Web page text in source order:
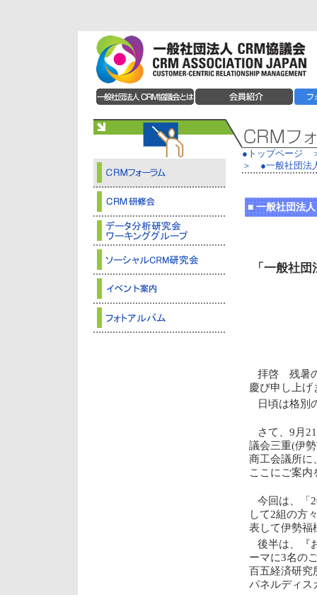
●トップページ
＞
●一般社団法
■ 一般社団法
「一般社
拝啓 残暑
慶び申し上げ
日頃は格別
さて、9月
議会三重(伊
商工会議所に
ここにご案内
今回は、「
して2組の方
表して伊勢福
後半は、『
ーマに3名の
百五経済研
パネルディス